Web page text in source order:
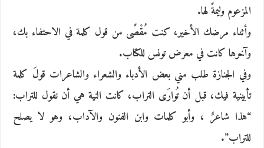
المزعوم وليمةً لها.
وأثناء مرضك الأخير، كنت مُقْصًى من قول كلمة في الاحتفاء بك،
وآخرها كانت في معرض تونس للكتاب.
وفي الجنازة طلب مني بعض الأدباء والشعراء والشاعرات قولَ كلمة
تأبينية فيك، قبل أن تُوارَى التراب، كانت النية هي أن نقول للتراب:
“هذا شاعرٌ ، وأبو كلمات وابن الفنون والآداب، وهو لا يصلح
للتراب”.